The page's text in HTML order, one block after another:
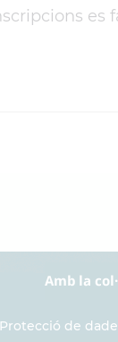
es
Protecció de